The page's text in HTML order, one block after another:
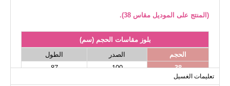
(المنتج على الموديل مقاس 38).
بلوز مقاسات الحجم (سم)
الحجم
الصدر
الطول
38
100
87
40
تعليمات الغسيل